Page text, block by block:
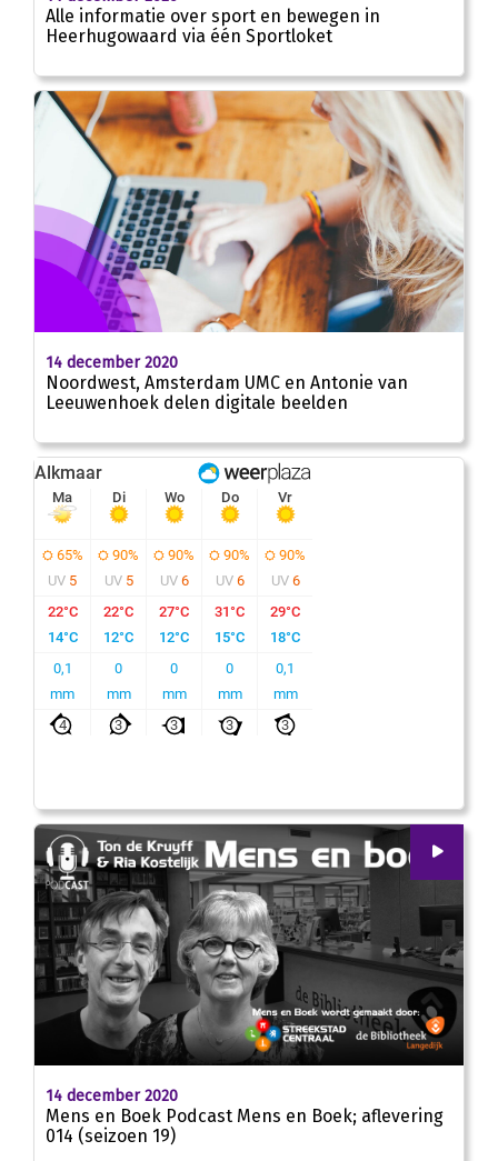
Alle informatie over sport en bewegen in
Heerhugowaard via één Sportloket
14 december 2020
Noordwest, Amsterdam UMC en Antonie van
Leeuwenhoek delen digitale beelden
00:00
00:00
14 december 2020
Mens en Boek Podcast Mens en Boek; aflevering
014 (seizoen 19)